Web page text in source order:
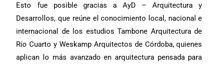
Esto fue posible gracias a AyD – Arquitectura y
Desarrollos, que reúne el conocimiento local, nacional e
internacional de los estudios Tambone Arquitectura de
Río Cuarto y Weskamp Arquitectos de Córdoba, quienes
aplican lo más avanzado en arquitectura pensada para